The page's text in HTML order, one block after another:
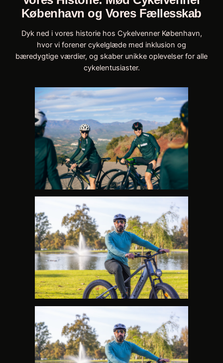
København og Vores Fællesskab
Dyk ned i vores historie hos Cykelvenner København,
hvor vi forener cykelglæde med inklusion og
bæredygtige værdier, og skaber unikke oplevelser for alle
cykelentusiaster.